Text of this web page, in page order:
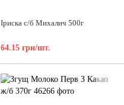
Іриска с/б Михалич 500г
64.15 грн/шт.